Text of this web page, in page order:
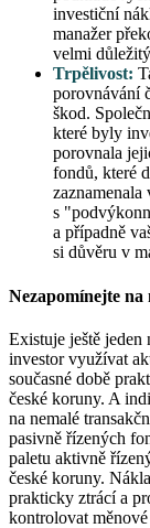
investiční
manažer
velmi
Trpělivost:
porovnávání
škod.
které byly
porovnala
fondů, které
s
a případně
si důvěru v
Nezapomínejte na
Existuje ještě
investor využívat
současné době
české koruny. A
na nemalé
pasivně řízených
paletu aktivně
české koruny.
prakticky ztrácí a
kontrolovat